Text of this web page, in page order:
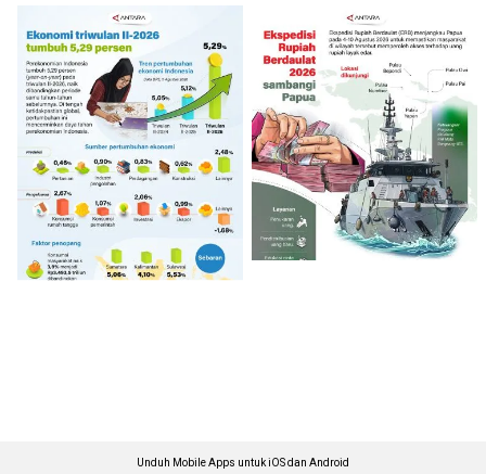
Unduh Mobile Apps untuk iOS dan Android